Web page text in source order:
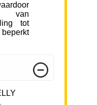
van
tot